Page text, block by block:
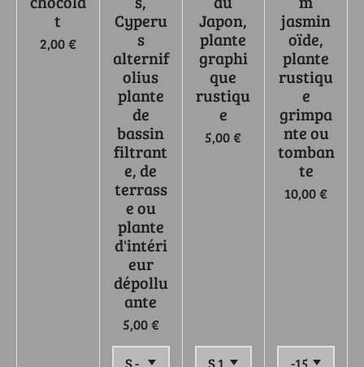
t
2,00 €
Cyperu
s
alternif
olius
plante
de
bassin
filtrant
e, de
terrass
e ou
plante
d'intéri
eur
dépollu
ante
5,00 €
Japon,
plante
graphi
que
rustiqu
e
5,00 €
jasmin
oïde,
plante
rustiqu
e
grimpa
nte ou
tomban
te
10,00 €